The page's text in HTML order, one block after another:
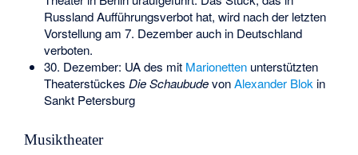
Russland Aufführungsverbot hat, wird nach der letzten
Vorstellung am 7. Dezember auch in Deutschland
verboten.
30. Dezember: UA des mit Marionettenunterstützten
Theaterstückes Die SchaubudevonAlexander Blok in
Sankt Petersburg
Musiktheater